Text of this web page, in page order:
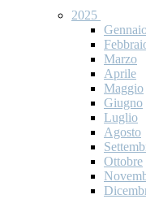
2025
Marzo
Aprile
Maggio
Giugno
Luglio
Agosto
Ottobre